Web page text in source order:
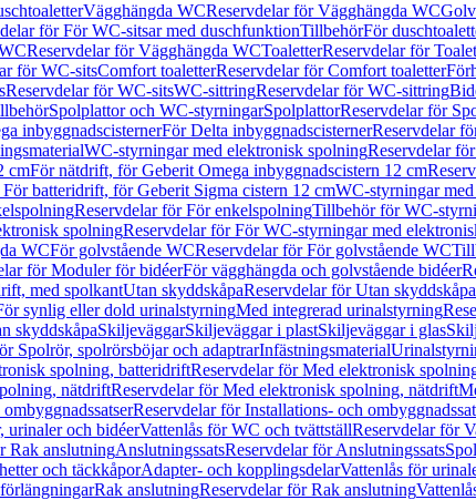
Vägghängda WCReservdelar för Vägghängda WC
för För WC-sitsar med duschfunktionTillbehörFör
Reservdelar för Vägghängda WCToaletterReservdelar för
för WC-sitsComfort toaletterReservdelar för Comfort toaletter
Reservdelar för WC-sitsWC-sittringReservdelar för WC-sittring
Spolplattor och WC-styrningarSpolplattorReservdelar för
inbyggnadscisternerFör Delta inbyggnadscisternerReservdelar
WC-styrningar med elektronisk spolningReservdelar
cmFör nätdrift, för Geberit Omega inbyggnadscistern 12 cm
batteridrift, för Geberit Sigma cistern 12 cmWC-styrningar
Reservdelar för För enkelspolningTillbehör för WC-
spolningReservdelar för För WC-styrningar med
WCFör golvstående WCReservdelar för För golvstående WC
för Moduler för bidéerFör vägghängda och golvstående bidéer
med spolkantUtan skyddskåpaReservdelar för Utan skyddskåpa
synlig eller dold urinalstyrningMed integrerad urinalstyrning
skyddskåpaSkiljeväggarSkiljeväggar i plastSkiljeväggar i glas
Spolrör, spolrörsböjar och adaptrarInfästningsmaterial
spolning, batteridriftReservdelar för Med elektronisk
nätdriftReservdelar för Med elektronisk spolning, nätdrift
Reservdelar för Installations- och
urinaler och bidéerVattenlås för WC och tvättställReservdelar för
Rak anslutningAnslutningssatsReservdelar för Anslutningssats
och täckkåporAdapter- och kopplingsdelarVattenlås för
Rak anslutningReservdelar för Rak anslutning